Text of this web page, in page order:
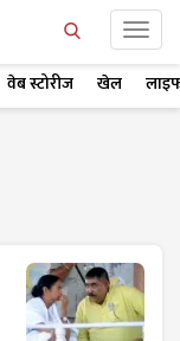
वेब स्टोरीज खेल